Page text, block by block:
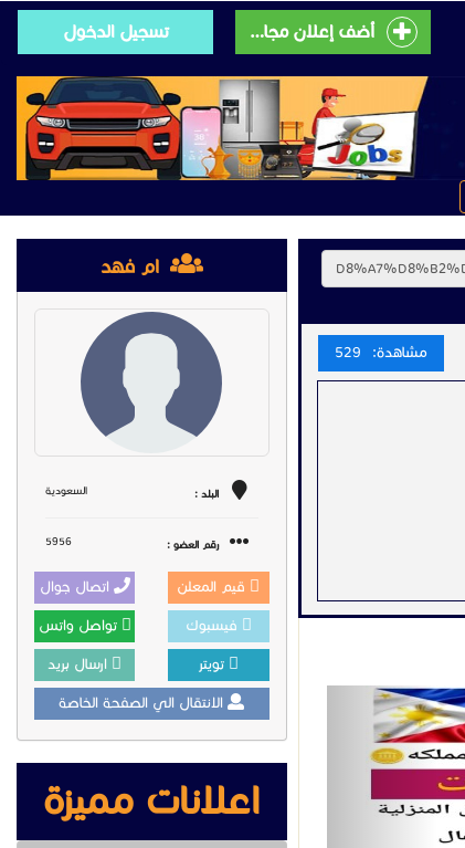
أضف إعلان مجانى تسجيل الدخول
مشاهدة: 529
Previous
ام فهد
البلد : السعودية
رقم العضو : 5956
قيم المعلن اتصال جوال
فيسبوك تواصل واتس
تويتر ارسال بريد
الانتقال الي الصفحة الخاصة
اعلانات مميزة